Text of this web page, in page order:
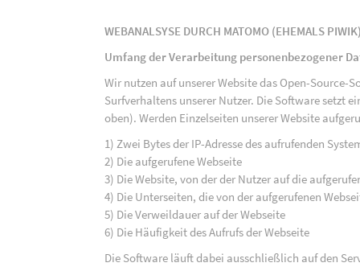
WEBANALSYSE DURCH MATOMO (EHEMALS
Umfang der Verarbeitung personenbezogener
Wir nutzen auf unserer Website das Open-Source-
Surfverhaltens unserer Nutzer. Die Software setzt
oben). Werden Einzelseiten unserer Website
1) Zwei Bytes der IP-Adresse des aufrufenden
2) Die aufgerufene Webseite
3) Die Website, von der der Nutzer auf die
4) Die Unterseiten, die von der aufgerufenen
5) Die Verweildauer auf der Webseite
6) Die Häufigkeit des Aufrufs der Webseite
Die Software läuft dabei ausschließlich auf den